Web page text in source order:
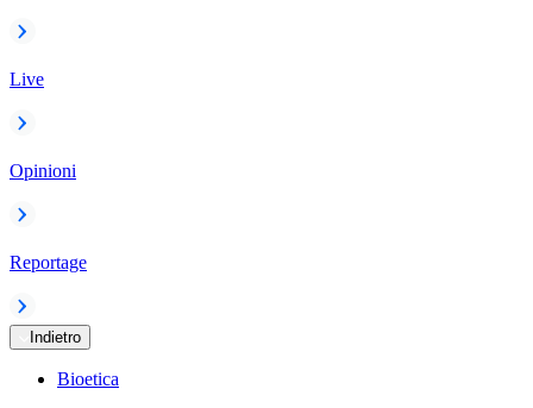
Live
Opinioni
Reportage
Indietro
Bioetica